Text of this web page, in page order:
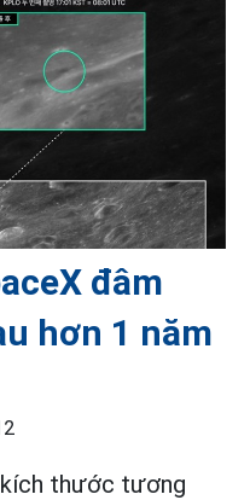
đâm
hơn 1 năm
thước tương